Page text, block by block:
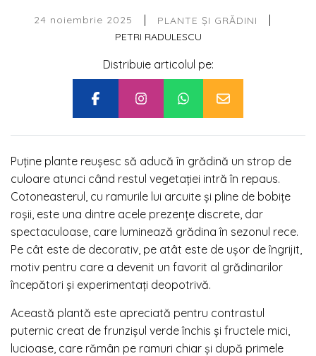
24 noiembrie 2025 | PLANTE ȘI GRĂDINI |
PETRI RADULESCU
Distribuie articolul pe:
Puține plante reușesc să aducă în grădină un strop de
culoare atunci când restul vegetației intră în repaus.
Cotoneasterul, cu ramurile lui arcuite și pline de bobițe
roșii, este una dintre acele prezențe discrete, dar
spectaculoase, care luminează grădina în sezonul rece.
Pe cât este de decorativ, pe atât este de ușor de îngrijit,
motiv pentru care a devenit un favorit al grădinarilor
începători și experimentați deopotrivă.
Această plantă este apreciată pentru contrastul
puternic creat de frunzișul verde închis și fructele mici,
lucioase, care rămân pe ramuri chiar și după primele